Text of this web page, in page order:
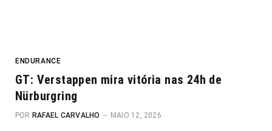
ENDURANCE
GT: Verstappen mira vitória nas 24h de
Nürburgring
POR RAFAEL CARVALHO MAIO 12, 2026